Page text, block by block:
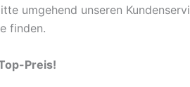
umgehend unseren
finden.
Preis!